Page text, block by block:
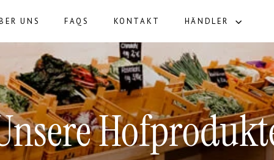
UNS FAQS KONTAKT HÄNDLER